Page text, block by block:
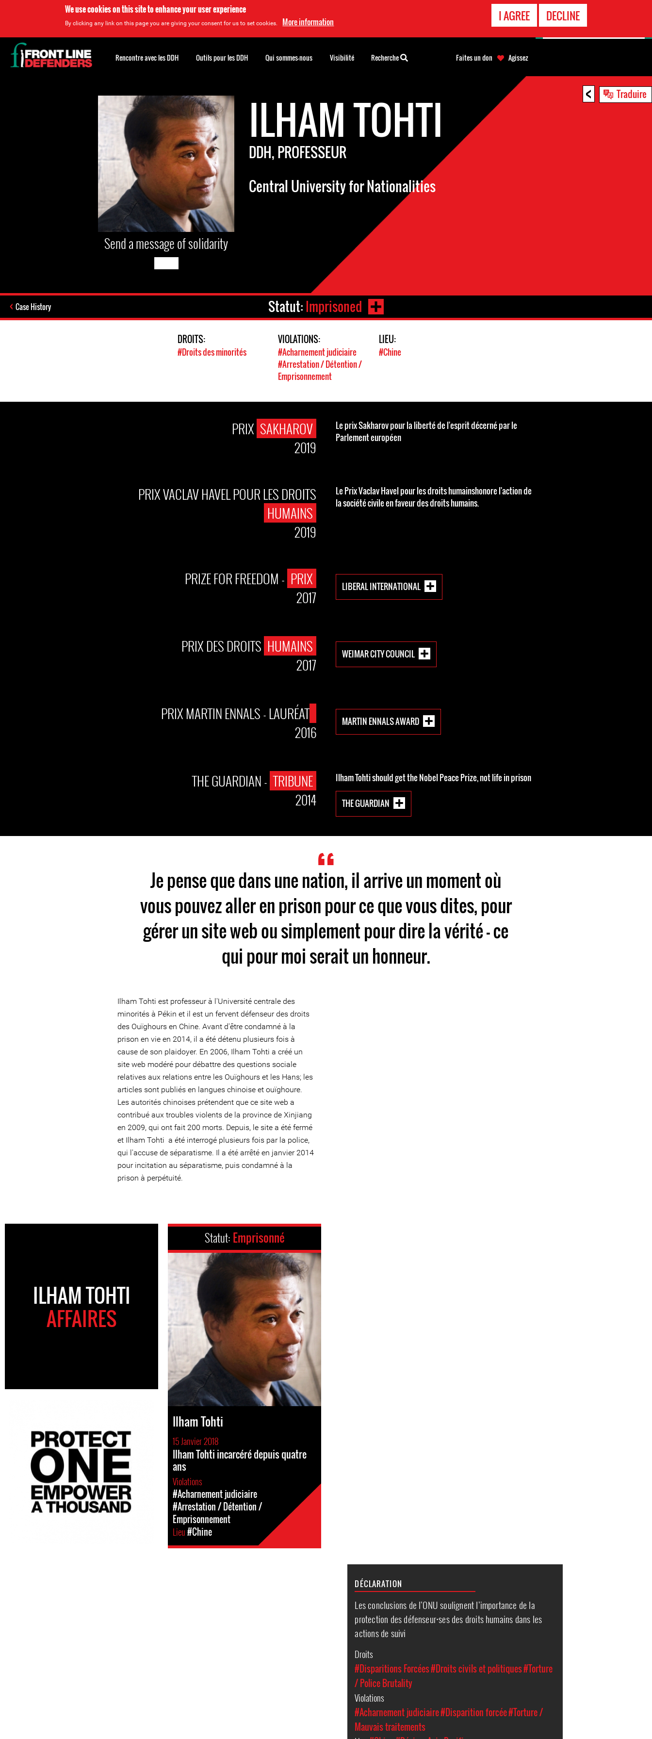
We use cookies on this site to enhance your user experience
By clicking any link on this page you are giving your consent for us to set cookies. More information I AGREE DECLINE
< Traduire
Send a message of solidarity
ILHAM TOHTI
DDH, PROFESSEUR
Central University for Nationalities
Case History Statut:Imprisoned
DROITS:
#Droits des minorités
VIOLATIONS:
#Acharnement judiciaire
#Arrestation / Détention /
Emprisonnement
LIEU:
#Chine
PRIX SAKHAROV
2019
Le prix Sakharov pour la liberté de l'esprit décerné par le
Parlement européen
PRIX VACLAV HAVEL POUR LES DROITS
HUMAINS
2019
Le Prix Vaclav Havel pour les droits humainshonore l'action de
la société civile en faveur des droits humains.
PRIZE FOR FREEDOM - PRIX
2017
LIBERAL INTERNATIONAL
PRIX DES DROITS HUMAINS
2017
WEIMAR CITY COUNCIL
PRIX MARTIN ENNALS - LAURÉAT
2016
MARTIN ENNALS AWARD
THE GUARDIAN - TRIBUNE
2014
Ilham Tohti should get the Nobel Peace Prize, not life in prison
THE GUARDIAN
Je pense que dans une nation, il arrive un moment où
vous pouvez aller en prison pour ce que vous dites, pour
gérer un site web ou simplement pour dire la vérité - ce
qui pour moi serait un honneur.
Ilham Tohti est professeur à l'Université centrale des
minorités à Pékin et il est un fervent défenseur des droits
des Ouïghours en Chine. Avant d'être condamné à la
prison en vie en 2014, il a été détenu plusieurs fois à
cause de son plaidoyer. En 2006, Ilham Tohti a créé un
site web modéré pour débattre des questions sociale
relatives aux relations entre les Ouïghours et les Hans; les
articles sont publiés en langues chinoise et ouïghoure.
Les autorités chinoises prétendent que ce site web a
contribué aux troubles violents de la province de Xinjiang
en 2009, qui ont fait 200 morts. Depuis, le site a été fermé
et Ilham Tohti a été interrogé plusieurs fois par la police,
qui l'accuse de séparatisme. Il a été arrêté en janvier 2014
pour incitation au séparatisme, puis condamné à la
prison à perpétuité.
ILHAM TOHTI
AFFAIRES
Statut: Emprisonné
Ilham Tohti
15 Janvier 2018
Ilham Tohti incarcéré depuis quatre
ans
Violations
#Acharnement judiciaire
#Arrestation / Détention /
Emprisonnement
Lieu#Chine
DÉCLARATION
Les conclusions de l’ONU soulignent l’importance de la
protection des défenseur⸱ses des droits humains dans les
actions de suivi
Droits
#Disparitions Forcées#Droits civils et politiques#Torture
/ Police Brutality
Violations
#Acharnement judiciaire#Disparition forcée#Torture /
Mauvais traitements
Back
to
top
Rencontre avec les DDH Outils pour les DDH Qui sommes-nous Visibilité Recherche Faites un don Agissez
D'URGENCE